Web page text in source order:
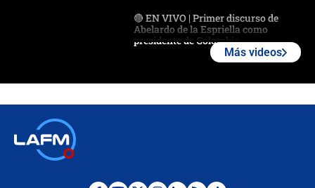
🔴 EN VIVO | Primer discurso de
Abelardo de la Espriella como
presidente de Colombia
Más videos